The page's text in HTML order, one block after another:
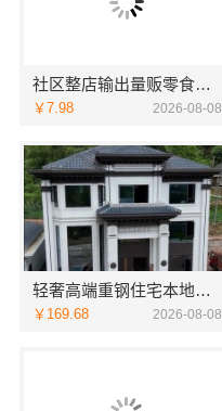
社区整店输出量贩零食适配全场景，河南零百味供应链有限公司
￥7.98 2026-08-08
轻奢高端重钢住宅本地维保-云南晟构建筑建材有限公司服务
￥169.68 2026-08-08